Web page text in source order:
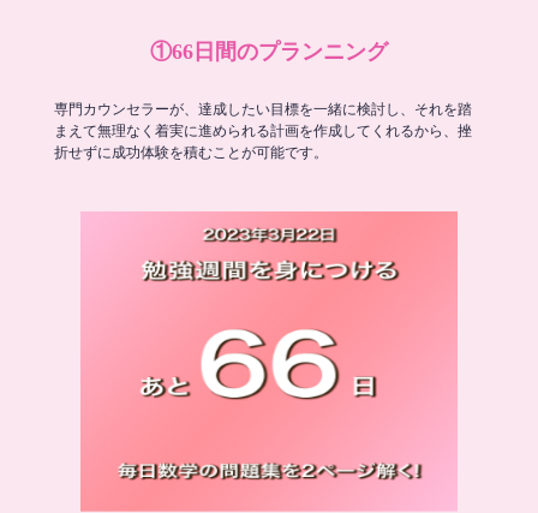
①66日間のプランニング
専門カウンセラーが、達成したい目標を一緒に検討し、それを踏
まえて無理なく着実に進められる計画を作成してくれるから、挫
折せずに成功体験を積むことが可能です。